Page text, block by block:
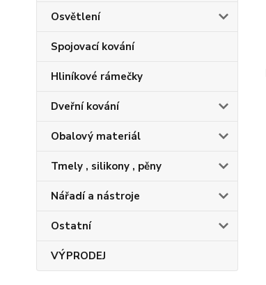
Osvětlení
Spojovací kování
Hliníkové rámečky
Dveřní kování
Obalový materiál
Tmely , silikony , pěny
Nářadí a nástroje
Ostatní
VÝPRODEJ